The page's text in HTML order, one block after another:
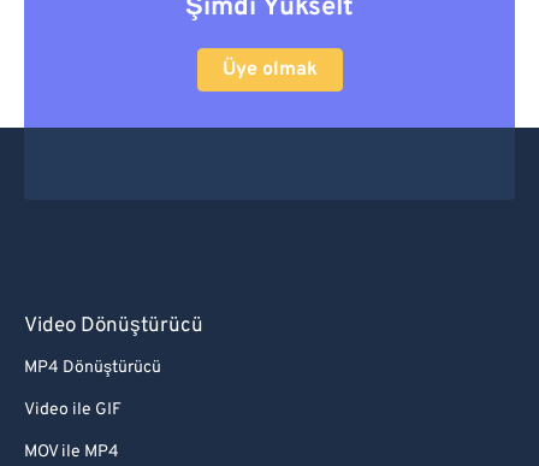
Şimdi Yükselt
Üye olmak
Video Dönüştürücü
MP4 Dönüştürücü
Video ile GIF
MOV ile MP4